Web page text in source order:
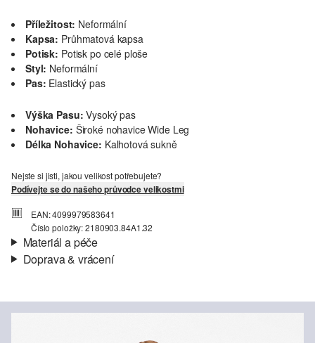
Příležitost: Neformální
Kapsa: Průhmatová kapsa
Potisk: Potisk po celé ploše
Styl: Neformální
Pas: Elastický pas
Výška Pasu: Vysoký pas
Nohavice: Široké nohavice Wide Leg
Délka Nohavice: Kalhotová sukně
Nejste si jisti, jakou velikost potřebujete?
Podívejte se do našeho průvodce velikostmi
EAN: 4099979583641
Číslo položky: 2180903.84A1.32
Materiál a péče
Doprava & vrácení
Vaše objednávka bude odeslána do 4-8 pracovních dnů